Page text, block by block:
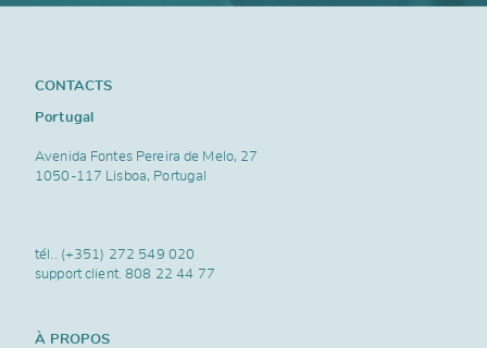
CONTACTS
Portugal
Avenida Fontes Pereira de Melo, 27
1050-117 Lisboa, Portugal
tél.. (+351) 272 549 020
support client.808 22 44 77
À PROPOS